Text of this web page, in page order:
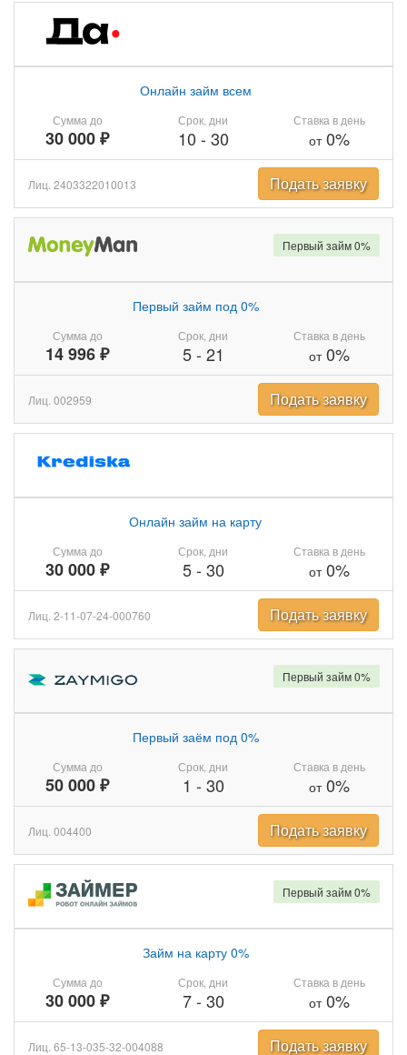
Сумма до
30 000 ₽
Онлайн займ всем
Срок, дни
10 - 30
Ставка в день
от0%
Лиц. 2403322010013 Подать заявку
Сумма до
14 996 ₽
Первый займ под 0%
Срок, дни
5- 21
Ставка в день
от0%
Первый займ 0%
Лиц. 002959 Подать заявку
Сумма до
30 000 ₽
Онлайн займ на карту
Срок, дни
5- 30
Ставка в день
от0%
Лиц. 2-11-07-24-000760 Подать заявку
Сумма до
50 000 ₽
Первый заём под 0%
Срок, дни
1 - 30
Ставка в день
от0%
Первый займ 0%
Лиц. 004400 Подать заявку
Сумма до
30 000 ₽
Займ на карту 0%
Срок, дни
7- 30
Ставка в день
от0%
Первый займ 0%
Лиц. 65-13-035-32-004088 Подать заявку